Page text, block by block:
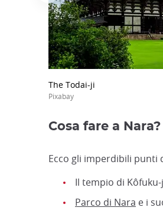
The Todai-ji
Pixabay
Cosa fare a Nara?
Ecco gli imperdibili punti
Il tempio di
Parco di Nara e i